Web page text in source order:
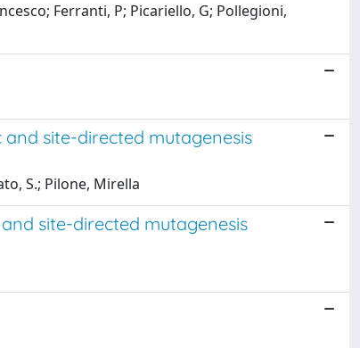
Ferranti, P; Picariello, G; Pollegioni,
site-directed mutagenesis
S.; Pilone, Mirella
site-directed mutagenesis